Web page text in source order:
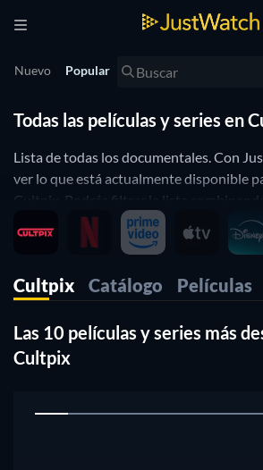
Nuevo Popular
Todas las películas y series en
Lista de todas los documentales. Con
ver lo que está actualmente disponible
Cultpix. Podrás filtrar la lista
atributos. JustWatch es un motor de
que te permite buscar y navegar a través
películas y filtrar la lista combinando
Cultpix Catálogo Películas
Las 10 películas y series más
Cultpix
1